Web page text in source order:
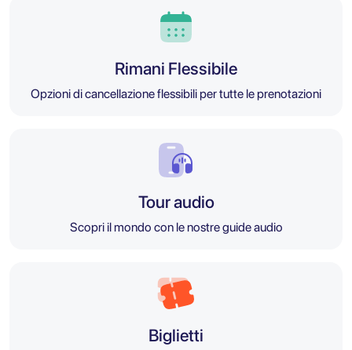
Rimani Flessibile
Opzioni di cancellazione flessibili per tutte le prenotazioni
Tour audio
Scopri il mondo con le nostre guide audio
Biglietti